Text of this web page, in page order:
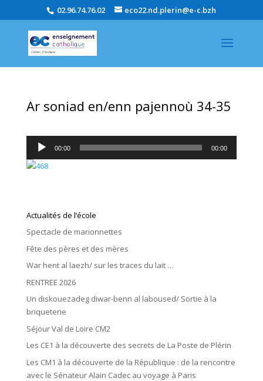
02.96.74.76.02 eco22.nd.plerin@e-c.bzh
Ar soniad en/enn pajennoù 34-35
Lecteur
audio
00:00 00:00
Actualités de l’école
Spectacle de marionnettes
Fête des pères et des mères
War hent al laezh/ sur les traces du lait …
RENTREE 2026
Un diskouezadeg diwar-benn al laboused/ Sortie à la
briqueterie
Séjour Val de Loire CM2
Les CE1 à la découverte des secrets de La Poste de Plérin
Les CM1 à la découverte de la République : de la rencontre
avec le Sénateur Alain Cadec au voyage à Paris